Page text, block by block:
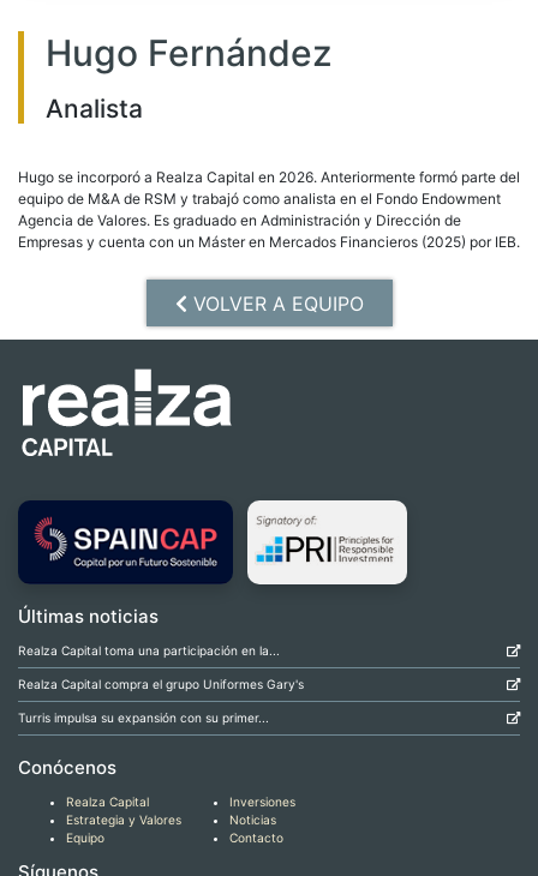
Hugo Fernández
Analista
Hugo se incorporó a Realza Capital en 2026. Anteriormente formó parte del
equipo de M&A de RSM y trabajó como analista en el Fondo Endowment
Agencia de Valores. Es graduado en Administración y Dirección de
Empresas y cuenta con un Máster en Mercados Financieros (2025) por IEB.
VOLVER A EQUIPO
Últimas noticias
Realza Capital toma una participación en la...
Realza Capital compra el grupo Uniformes Gary's
Turris impulsa su expansión con su primer...
Conócenos
Realza Capital
Estrategia y Valores
Equipo
Inversiones
Noticias
Contacto